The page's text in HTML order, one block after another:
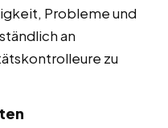
Probleme und
an
zu